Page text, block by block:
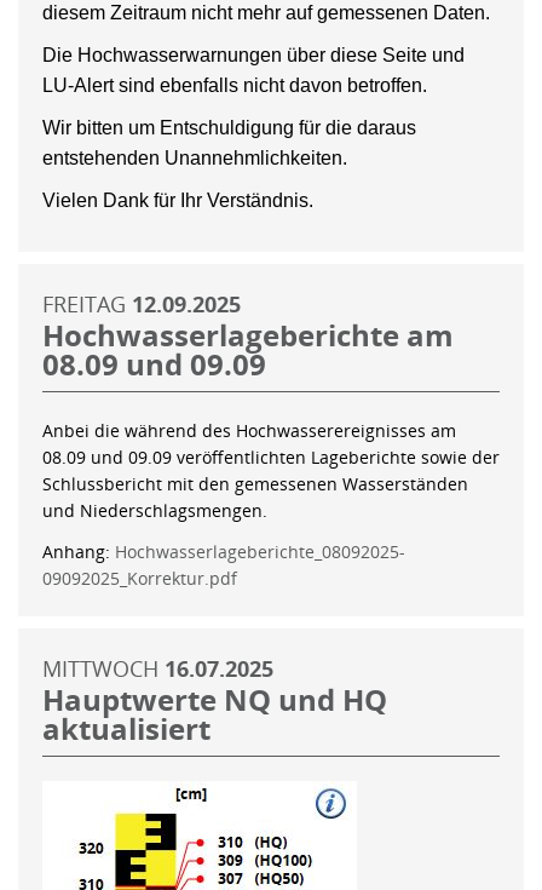
diesem Zeitraum nicht mehr auf gemessenen Daten.
Die Hochwasserwarnungen über diese Seite und
LU-Alert sind ebenfalls nicht davon betroffen.
Wir bitten um Entschuldigung für die daraus
entstehenden Unannehmlichkeiten.
Vielen Dank für Ihr Verständnis.
FREITAG 12.09.2025
Hochwasserlageberichte am
08.09 und 09.09
Anbei die während des Hochwasserereignisses am
08.09 und 09.09 veröffentlichten Lageberichte sowie der
Schlussbericht mit den gemessenen Wasserständen
und Niederschlagsmengen.
Anhang: Hochwasserlageberichte_08092025-
09092025_Korrektur.pdf
MITTWOCH 16.07.2025
Hauptwerte NQ und HQ
aktualisiert